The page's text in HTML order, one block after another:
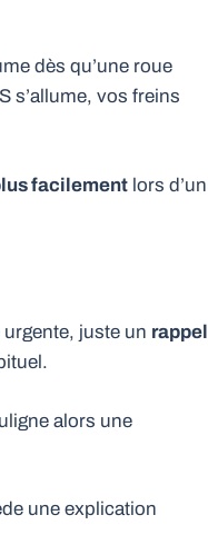
dès qu’une roue
s’allume, vos freins
facilement lors d’un
urgente, juste un rappel
alors une
une explication